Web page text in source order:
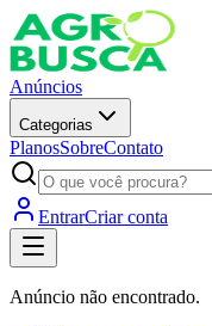
Anúncios
Categorias
PlanosSobreContato
EntrarCriar conta
Anúncio não encontrado.